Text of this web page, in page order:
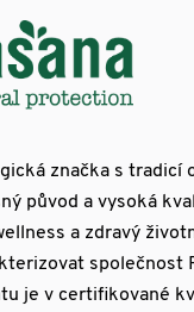
značka s tradicí
původ a vysoká
a zdravý
společnost
je v certifikované